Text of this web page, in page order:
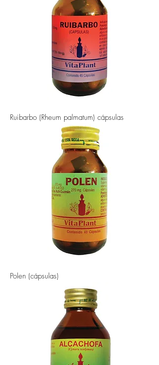
Ruibarbo (Rheum palmatum) cápsulas
Polen (cápsulas)